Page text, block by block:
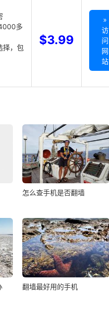
多
择，包
$3.99
»
访
问
网
站
怎么查手机是否翻墙
翻墙最好用的手机